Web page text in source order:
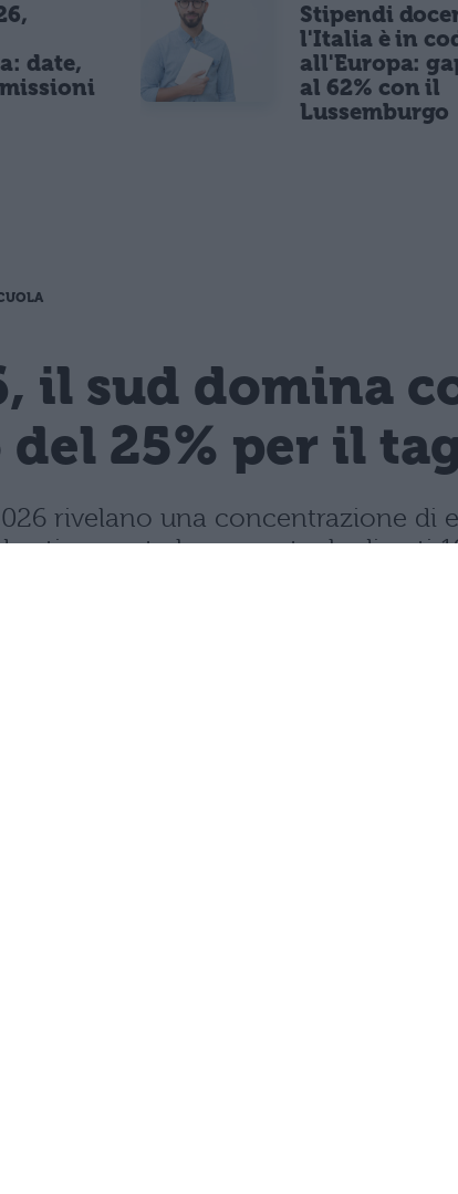
date,
Stipendi
l'Italia è in
all'Europa:
al 62% con il
Lussemburgo
il sud domina
25% per il
rivelano una concentrazione di
la percentuale di voti